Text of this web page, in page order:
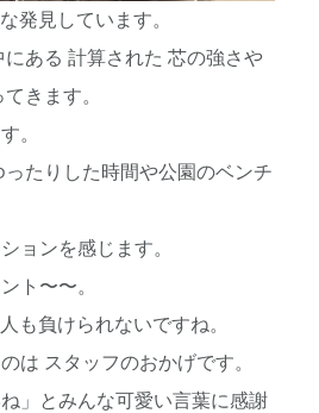
発見しています。
ある 計算された 芯の強さや
きます。
。
たりした時間や公園のベンチ
ョンを感じます。
ト〜〜。
も負けられないですね。
は スタッフのおかげです。
ね」とみんな可愛い言葉に感謝